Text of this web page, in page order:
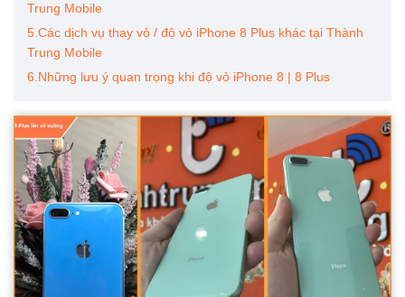
Trung Mobile
5.Các dịch vụ thay vỏ / độ vỏ iPhone 8 Plus khác tại Thành
Trung Mobile
6.Những lưu ý quan trọng khi độ vỏ iPhone 8 | 8 Plus